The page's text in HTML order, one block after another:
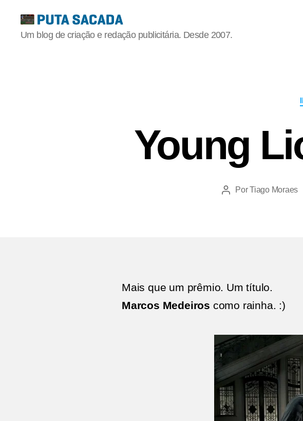
Putasacada
Um blog de criação e redação publicitária. Desde 2007.
Young
Autor
PorTiago Moraes
Mais que um prêmio. Um título.
Marcos Medeiros como rainha. :)